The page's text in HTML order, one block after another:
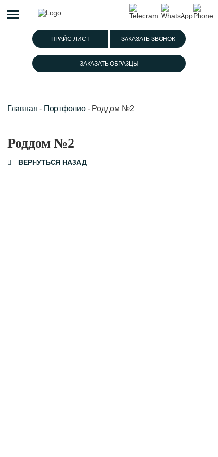
ПРАЙС-ЛИСТ ЗАКАЗАТЬ ЗВОНОК
ЗАКАЗАТЬ ОБРАЗЦЫ
Главная - Портфолио - Роддом №2
Роддом №2
ВЕРНУТЬСЯ НАЗАД